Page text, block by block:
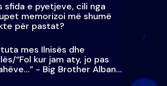
sfida e pyetjeve, cili nga
memorizoi më shumë
për pastat?
mes Ilnisës dhe
“Fol kur jam aty, jo pas
- Big Brother Albania